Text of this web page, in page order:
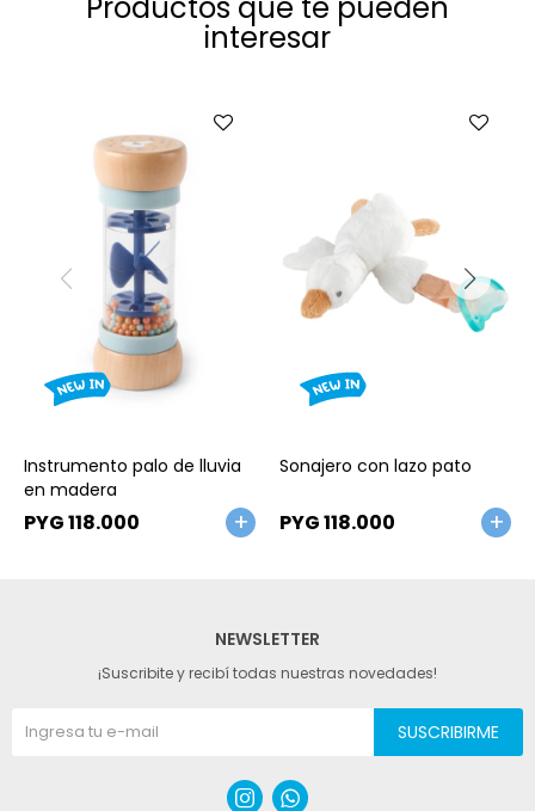
interesar
Instrumento palo de lluvia
en madera
PYG118.000
Sonajero con lazo pato
PYG118.000
NEWSLETTER
¡Suscribite y recibí todas nuestras novedades!
SUSCRIBIRME
 